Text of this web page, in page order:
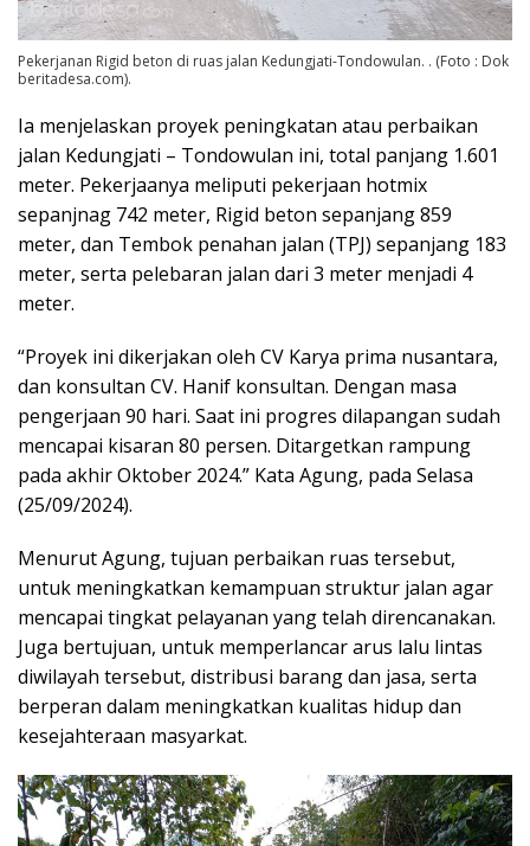
Pekerjanan Rigid beton di ruas jalan Kedungjati-Tondowulan. . (Foto : Dok
beritadesa.com).
Ia menjelaskan proyek peningkatan atau perbaikan
jalan Kedungjati – Tondowulan ini, total panjang 1.601
meter. Pekerjaanya meliputi pekerjaan hotmix
sepanjnag 742 meter, Rigid beton sepanjang 859
meter, dan Tembok penahan jalan (TPJ) sepanjang 183
meter, serta pelebaran jalan dari 3 meter menjadi 4
meter.
“Proyek ini dikerjakan oleh CV Karya prima nusantara,
dan konsultan CV. Hanif konsultan. Dengan masa
pengerjaan 90 hari. Saat ini progres dilapangan sudah
mencapai kisaran 80 persen. Ditargetkan rampung
pada akhir Oktober 2024.” Kata Agung, pada Selasa
(25/09/2024).
Menurut Agung, tujuan perbaikan ruas tersebut,
untuk meningkatkan kemampuan struktur jalan agar
mencapai tingkat pelayanan yang telah direncanakan.
Juga bertujuan, untuk memperlancar arus lalu lintas
diwilayah tersebut, distribusi barang dan jasa, serta
berperan dalam meningkatkan kualitas hidup dan
kesejahteraan masyarkat.